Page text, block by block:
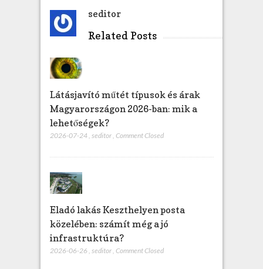
seditor
Related Posts
Látásjavító műtét típusok és árak
Magyarországon 2026-ban: mik a
lehetőségek?
2026-07-24, seditor, Comment Closed
Eladó lakás Keszthelyen posta
közelében: számít még a jó
infrastruktúra?
2026-06-26 seditor Comment Closed